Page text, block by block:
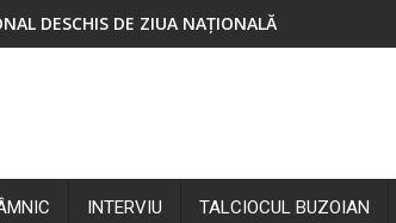
DESCHIS DE ZIUA NAȚIONALĂ
INTERVIU TALCIOCUL BUZOIAN